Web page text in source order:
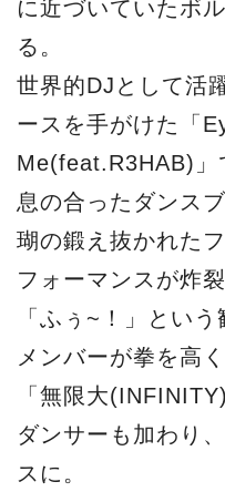
に近づいていたボ
る。
世界的DJとして活
ースを手がけた「
Me(feat.R3HAB)」
息の合ったダンス
瑚の鍛え抜かれた
フォーマンスが炸
「ふぅ~！」とい
メンバーが拳を高
「無限大
ダンサーも加わり
スに。